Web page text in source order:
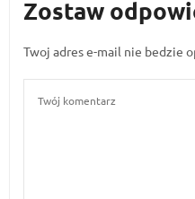
Zostaw
Twoj adres e-mail nie bedzie